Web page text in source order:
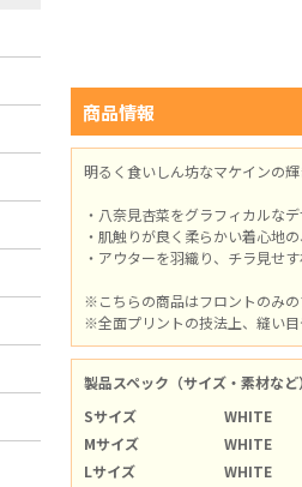
商品情報
明るく食いしん坊なマケインの輝
・八奈見杏菜をグラフィカルな
・肌触りが良く柔らかい着心地
・アウターを羽織り、チラ見せ
※こちらの商品はフロントのみの
※全面プリントの技法上、縫い目
製品スペック（サイズ・素材など）
Sサイズ
WHITE
Mサイズ
WHITE
Lサイズ
WHITE